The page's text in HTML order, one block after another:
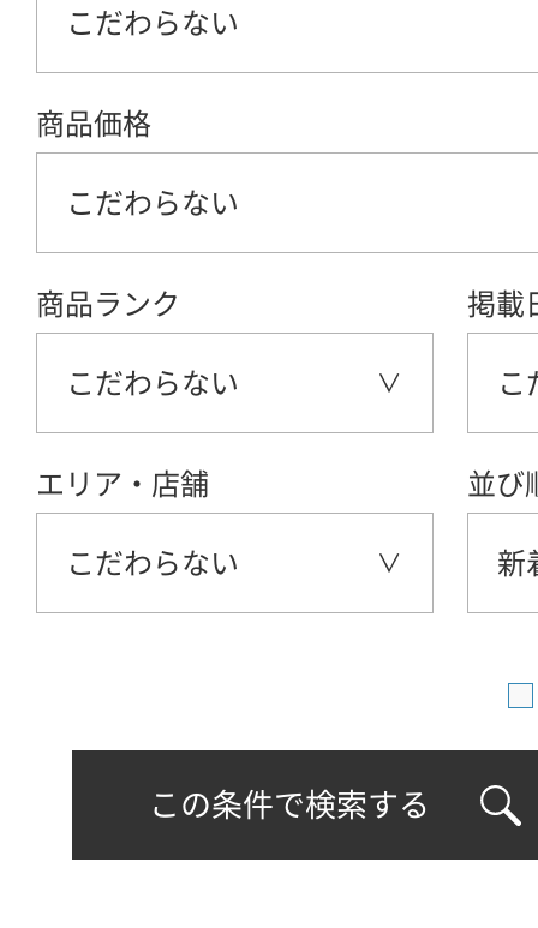
こだわらない
商品価格
こだわらない
商品ランク
こだわらない
掲載
こ
エリア・店舗
こだわらない
並び
新
この条件で検索する